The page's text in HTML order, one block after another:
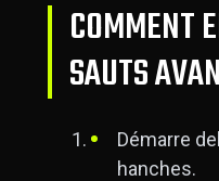
COMMENT
SAUTS
Démarre
hanches.